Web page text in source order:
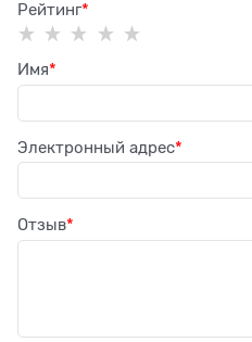
Рейтинг
Имя
Электронный адрес
Отзыв